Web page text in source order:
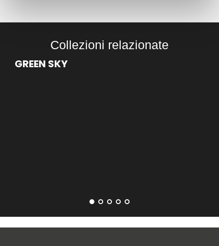
Collezioni relazionate
GREEN SKY